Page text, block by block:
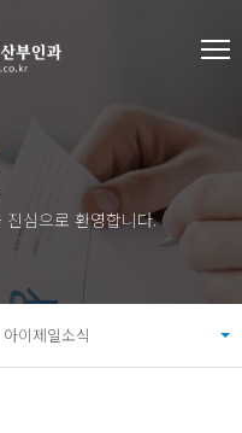
심으로 환영합니다.
아이제일소식